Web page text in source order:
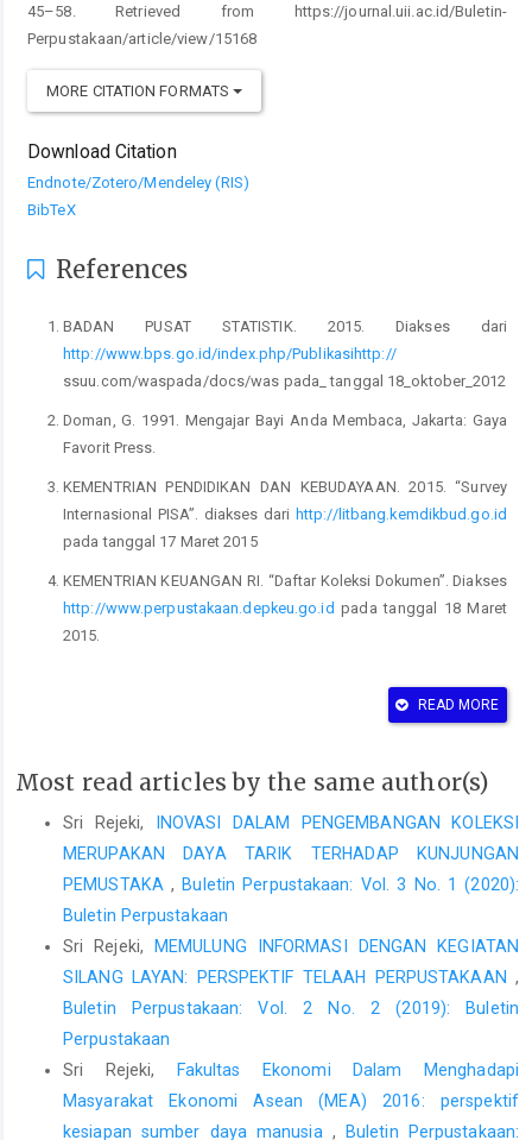
45–58. Retrieved from https://journal.uii.ac.id/Buletin-
Perpustakaan/article/view/15168
MORE CITATION FORMATS
Download Citation
Endnote/Zotero/Mendeley (RIS)
BibTeX
References
BADAN PUSAT STATISTIK. 2015. Diakses dari
http://www.bps.go.id/index.php/Publikasihttp://
ssuu.com/waspada/docs/was pada_ tanggal 18_oktober_2012
Doman, G. 1991. Mengajar Bayi Anda Membaca, Jakarta: Gaya
Favorit Press.
KEMENTRIAN PENDIDIKAN DAN KEBUDAYAAN. 2015. “Survey
Internasional PISA”. diakses dari http://litbang.kemdikbud.go.id
pada tanggal 17 Maret 2015
KEMENTRIAN KEUANGAN RI. “Daftar Koleksi Dokumen”. Diakses
http://www.perpustakaan.depkeu.go.id pada tanggal 18 Maret
2015.
bermasalah. Jakarta: CV. Rajawali.
Jaya.
Mulyasa. 2003. Kurikulum Berbasis Kompetensi. Bandung:
Perpustakaan Nasional RI. 2007. Undang-Undang Republik
Indonesia No. 43 Tahun 2007 Tentang Perpustakaan. Jakarta:
Retnaningdyah, P. Meningkatkan minat baca ala sekolah
Australia. Diakses dari
http://www.radioaustralia.net.au/indonesian/
Maret 2015.
READ MORE
Most read articles by the same author(s)
Sri Rejeki,
INOVASI DALAM PENGEMBANGAN KOLEKSI
MERUPAKAN DAYA TARIK TERHADAP KUNJUNGAN
PEMUSTAKA, Buletin Perpustakaan: Vol. 3 No. 1 (2020):
Buletin Perpustakaan
Sri Rejeki,
MEMULUNG INFORMASI DENGAN KEGIATAN
SILANG LAYAN: PERSPEKTIF TELAAH PERPUSTAKAAN ,
Buletin Perpustakaan: Vol. 2 No. 2 (2019): Buletin
Perpustakaan
Sri Rejeki,
Fakultas Ekonomi Dalam Menghadapi
Masyarakat Ekonomi Asean (MEA) 2016: perspektif
kesiapan sumber daya manusia ,
Buletin Perpustakaan: